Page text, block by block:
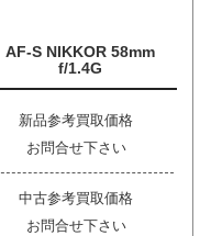
AF-S NIKKOR 58mm
f/1.4G
新品参考買取価格
お問合せ下さい
中古参考買取価格
お問合せ下さい